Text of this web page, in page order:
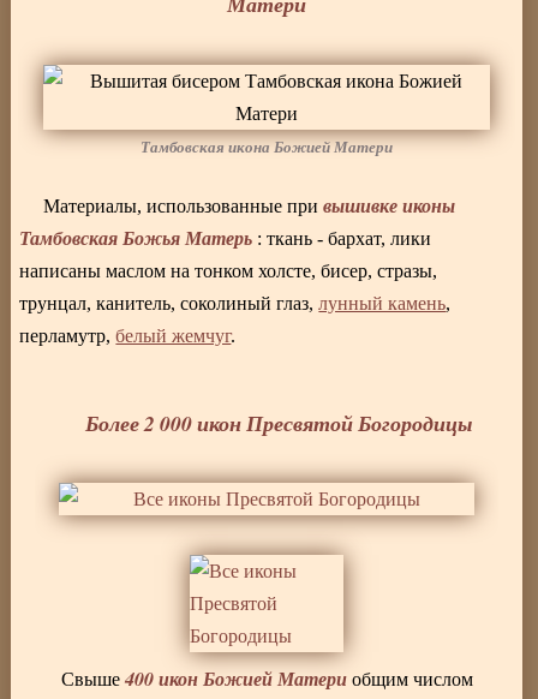
Тамбовская икона Божией Матери
Материалы, использованные привышивке иконы
Тамбовская Божья Матерь : ткань - бархат, лики
написаны маслом на тонком холсте, бисер, стразы,
трунцал, канитель, соколиный глаз,лунный камень,
перламутр,белый жемчуг.
Более 2 000 икон Пресвятой Богородицы
Свыше400 икон Божией Матери общим числом